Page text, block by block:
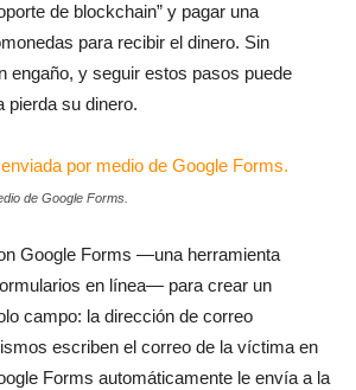
de blockchain” y pagar una
para recibir el dinero. Sin
engaño, y seguir estos pasos puede
pierda su dinero.
de Google Forms.
Google Forms —una herramienta
en línea— para crear un
campo: la dirección de correo
escriben el correo de la víctima en
Forms automáticamente le envía a la